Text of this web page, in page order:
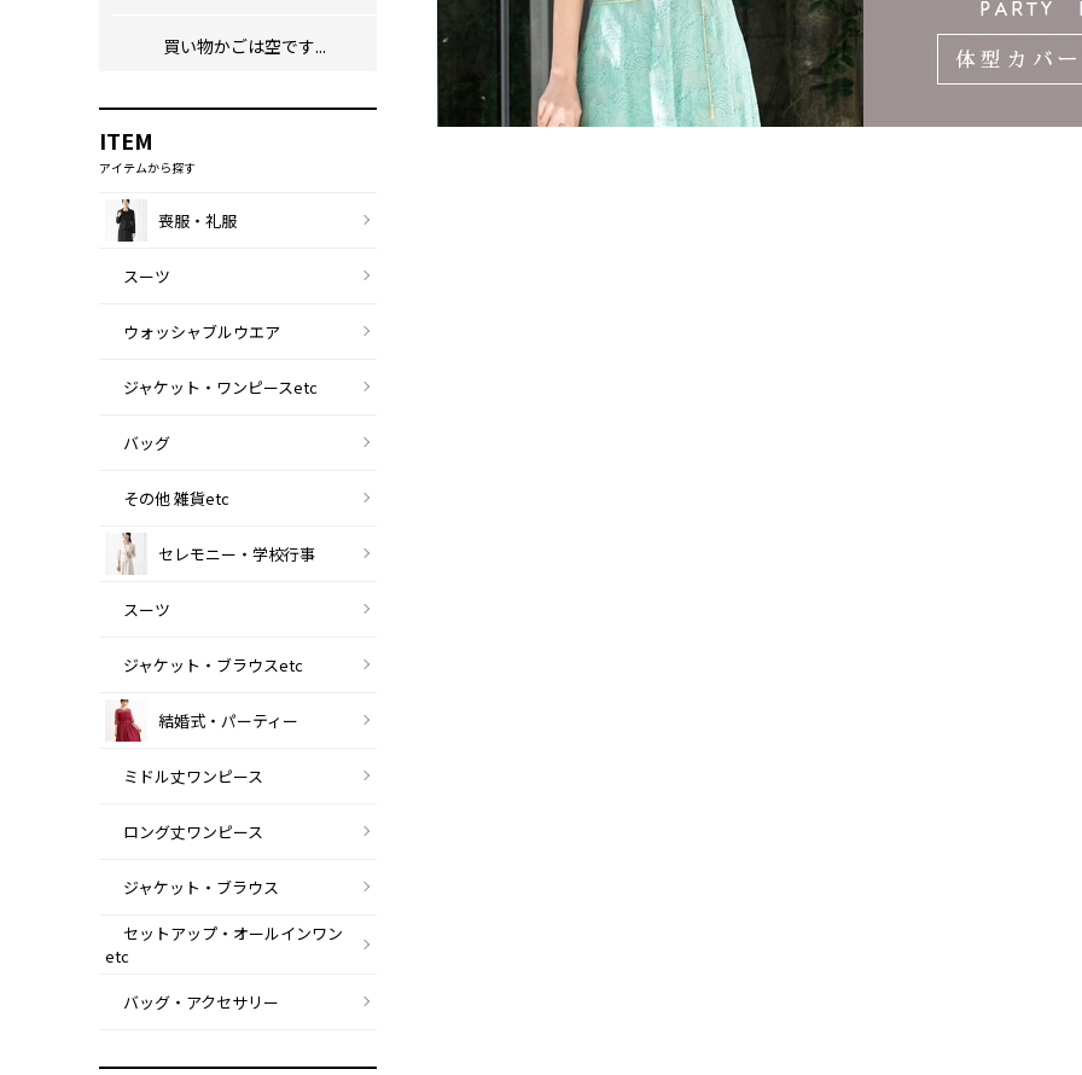
買い物かごは空です...
ITEM
アイテムから探す
喪服・礼服
スーツ
ウォッシャブルウエア
ジャケット・ワンピースetc
バッグ
その他 雑貨etc
セレモニー・学校行事
スーツ
ジャケット・ブラウスetc
結婚式・パーティー
ミドル丈ワンピース
ロング丈ワンピース
ジャケット・ブラウス
セットアップ・オールインワン
etc
バッグ・アクセサリー